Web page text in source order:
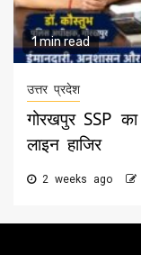
1 min read
उत्तर प्रदेश
गोरखपुर SSP
लाइन हाजिर
2 weeks ago